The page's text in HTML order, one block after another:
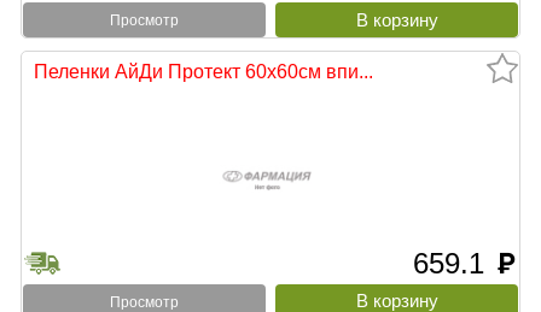
Просмотр
Пеленки АйДи Протект 60х60см впи...
659.1 руб
Просмотр